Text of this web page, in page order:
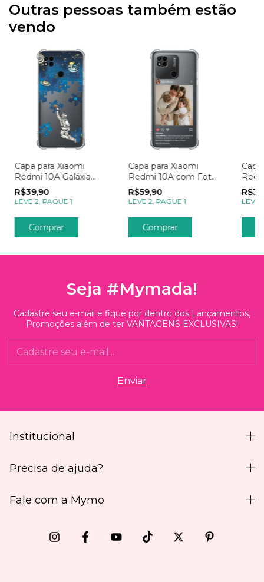
Outras pessoas também estão
vendo
Capa para Xiaomi
Redmi 10A Galáxia
Explorando o Universo
Azul
R$39,90
LEVE 2, PAGUE 1
Comprar
Capa para Xiaomi
Redmi 10A com Foto
Momentos Post no
Instagram
R$59,90
LEVE 2, PAGUE 1
Comprar
LEVE
Seja #Mymada!
Cadastre seu e-mail e fique por dentro dos Lançamentos,
Promoções além de ter VANTAGENS EXCLUSIVAS!
Institucional
Precisa de ajuda?
Fale com a Mymo